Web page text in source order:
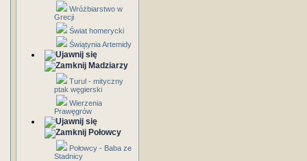
Wróżbiarstwo w
Grecji
Świat homerycki
Świątynia Artemidy
Madziarzy
Turul - mityczny
ptak węgierski
Wierzenia
Prawęgrów
Połowcy
Połowcy - Baba ze
Stadnicy